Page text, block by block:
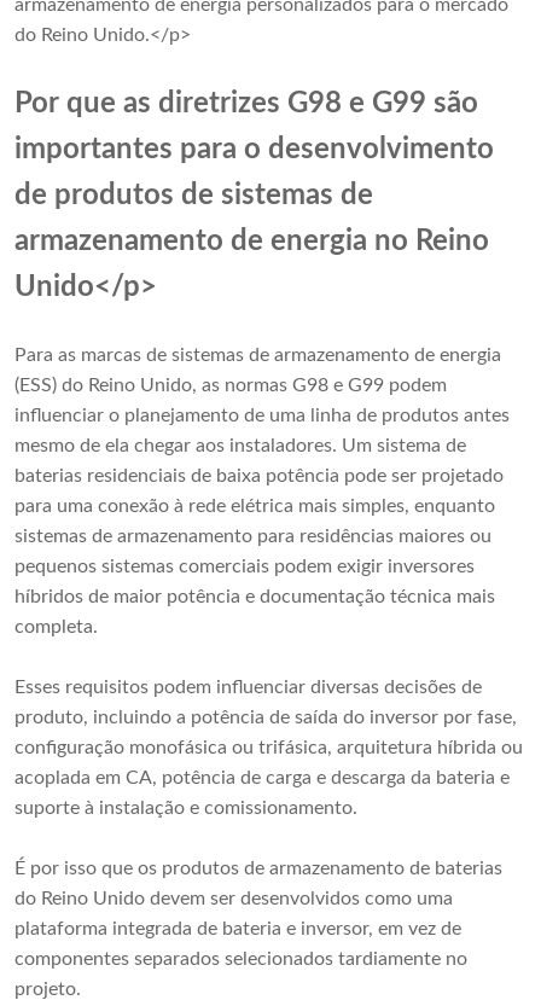
armazenamento de energia personalizados para o mercado
do Reino Unido.</p>
Por que as diretrizes G98 e G99 são
importantes para o desenvolvimento
de produtos de sistemas de
armazenamento de energia no Reino
Unido</p>
Para as marcas de sistemas de armazenamento de energia
(ESS) do Reino Unido, as normas G98 e G99 podem
influenciar o planejamento de uma linha de produtos antes
mesmo de ela chegar aos instaladores. Um sistema de
baterias residenciais de baixa potência pode ser projetado
para uma conexão à rede elétrica mais simples, enquanto
sistemas de armazenamento para residências maiores ou
pequenos sistemas comerciais podem exigir inversores
híbridos de maior potência e documentação técnica mais
completa.
Esses requisitos podem influenciar diversas decisões de
produto, incluindo a potência de saída do inversor por fase,
configuração monofásica ou trifásica, arquitetura híbrida ou
acoplada em CA, potência de carga e descarga da bateria e
suporte à instalação e comissionamento.
É por isso que os produtos de armazenamento de baterias
do Reino Unido devem ser desenvolvidos como uma
plataforma integrada de bateria e inversor, em vez de
componentes separados selecionados tardiamente no
projeto.